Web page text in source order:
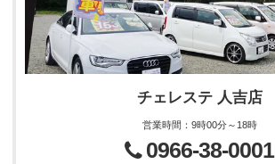
チェレステ 人吉店
営業時間 ： 9時00分～18時
0966-38-0001